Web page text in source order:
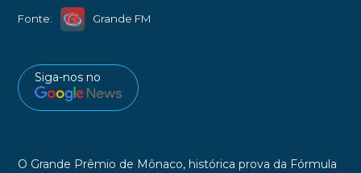
Fonte: Grande FM
Siga-nos no
O Grande Prêmio de Mônaco, histórica prova da Fórmula